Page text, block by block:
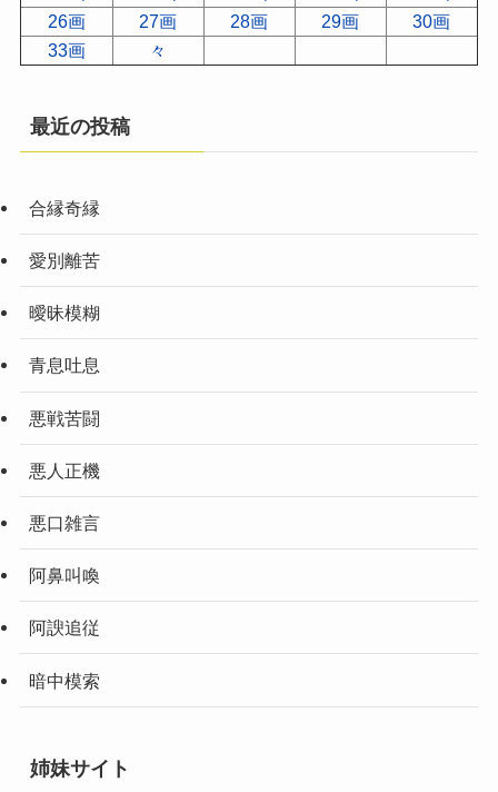
26画
27画 28画 29画
30画
33画
々
最近の投稿
合縁奇縁
愛別離苦
曖昧模糊
青息吐息
悪戦苦闘
悪人正機
悪口雑言
阿鼻叫喚
阿諛追従
暗中模索
姉妹サイト